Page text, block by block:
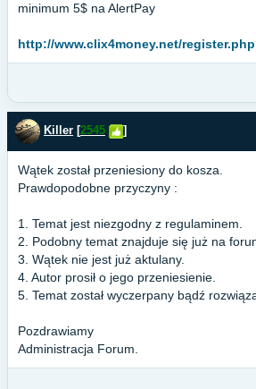
minimum 5$ na AlertPay
http://www.clix4money.net/
Killer [2545 ]
Wątek został przeniesiony do kosza.
Prawdopodobne przyczyny :
1. Temat jest niezgodny z regulaminem.
2. Podobny temat znajduje się już na
3. Wątek nie jest już aktulany.
4. Autor prosił o jego przeniesienie.
5. Temat został wyczerpany bądź
Pozdrawiamy
Administracja Forum.